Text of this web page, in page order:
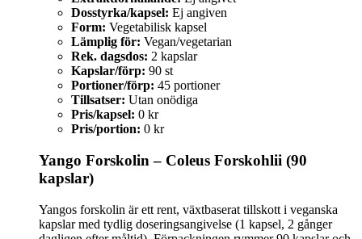
Dosstyrka/kapsel: Ej angiven
Form: Vegetabilisk kapsel
Lämplig för: Vegan/vegetarian
Rek. dagsdos: 2 kapslar
Kapslar/förp: 90 st
Portioner/förp: 45 portioner
Tillsatser: Utan onödiga
Pris/kapsel: 0 kr
Pris/portion: 0 kr
Yango Forskolin – Coleus Forskohlii (90
kapslar)
Yangos forskolin är ett rent, växtbaserat tillskott i veganska
kapslar med tydlig doseringsangivelse (1 kapsel, 2 gånger